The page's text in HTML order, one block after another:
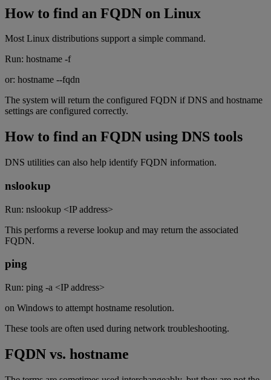
How to find an FQDN on Linux
Most Linux distributions support a simple command.
Run: hostname -f
or: hostname --fqdn
The system will return the configured FQDN if DNS and hostname
settings are configured correctly.
How to find an FQDN using DNS tools
DNS utilities can also help identify FQDN information.
nslookup
Run: nslookup <IP address>
This performs a reverse lookup and may return the associated
FQDN.
ping
Run: ping -a <IP address>
on Windows to attempt hostname resolution.
These tools are often used during network troubleshooting.
FQDN vs. hostname